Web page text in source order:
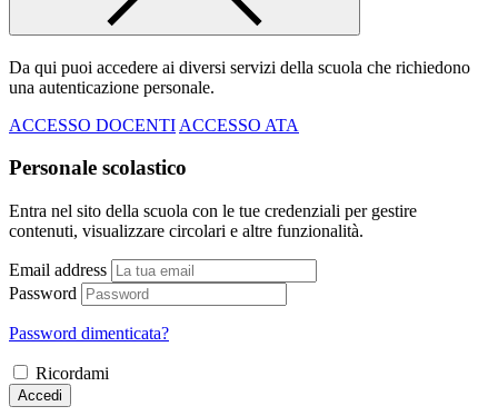
Da qui puoi accedere ai diversi servizi della scuola che richiedono
una autenticazione personale.
ACCESSO DOCENTI ACCESSO ATA
Personale scolastico
Entra nel sito della scuola con le tue credenziali per gestire
contenuti, visualizzare circolari e altre funzionalità.
Email address
Password
Password dimenticata?
Ricordami
Accedi